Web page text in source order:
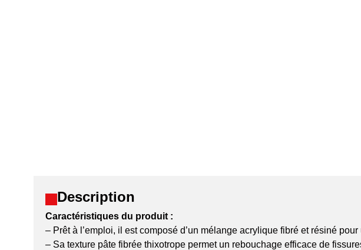
Description
Caractéristiques du produit :
– Prêt à l’emploi, il est composé d’un mélange acrylique fibré et résiné
– Sa texture pâte fibrée thixotrope permet un rebouchage efficace de